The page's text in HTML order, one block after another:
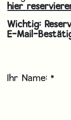
hier
Wichtig:
E-Mail-
Ihr Name: *